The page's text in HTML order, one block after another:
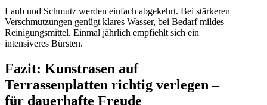
Laub und Schmutz werden einfach abgekehrt. Bei stärkeren
Verschmutzungen genügt klares Wasser, bei Bedarf mildes
Reinigungsmittel. Einmal jährlich empfiehlt sich ein
intensiveres Bürsten.
Fazit: Kunstrasen auf
Terrassenplatten richtig verlegen –
für dauerhafte Freude